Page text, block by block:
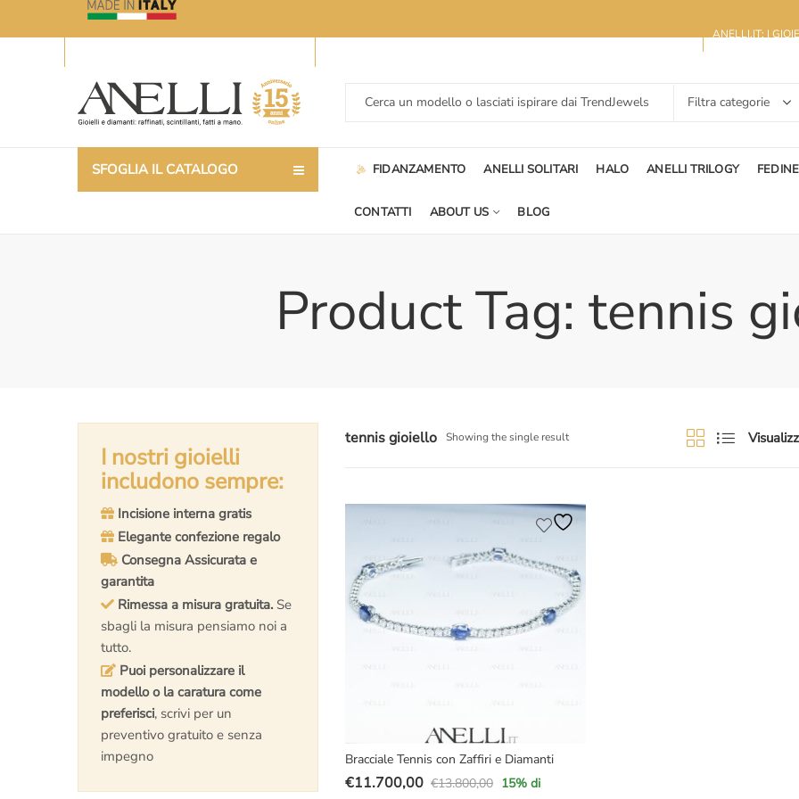
ANELLI.IT: I
SFOGLIA IL CATALOGO FIDANZAMENTO ANELLI SOLITARI HALO ANELLI TRILOGY FEDINE
CONTATTI ABOUT US BLOG
Product Tag: tennis
tennis gioiello Showing the single result
Bracciale Tennis con Zaffiri e Diamanti
€13.800,00
Il
€11.700,00
Il 15% di
I nostri gioielli
includono sempre:
Incisione interna gratis
Elegante confezione regalo
Consegna Assicurata e
garantita
Rimessa a misura gratuita. Se
sbagli la misura pensiamo noi a
tutto.
Puoi personalizzare il
modello o la caratura come
preferisci, scrivi per un
preventivo gratuito e senza
impegno